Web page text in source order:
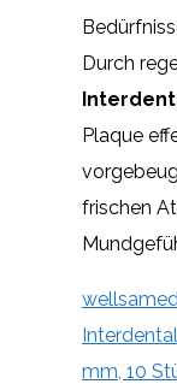
Durch
Plaque
frischen
mm, 10